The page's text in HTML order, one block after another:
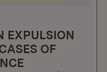
EXPULSION
OF